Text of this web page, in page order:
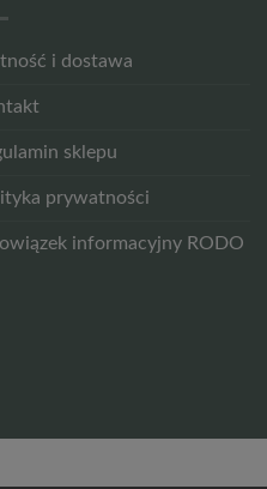
i dostawa
sklepu
prywatności
informacyjny RODO